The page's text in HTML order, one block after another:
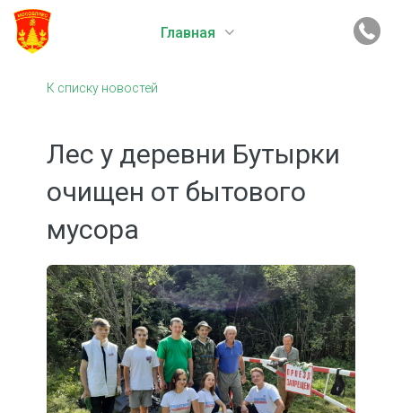
Главная
К списку новостей
Лес у деревни Бутырки
очищен от бытового
мусора